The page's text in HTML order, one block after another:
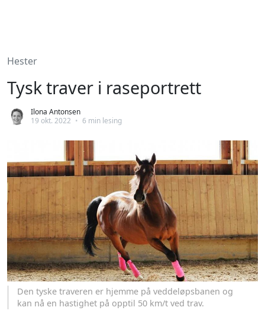
Hester
Tysk traver i raseportrett
Ilona Antonsen
19 okt. 2022 • 6 min lesing
Den tyske traveren er hjemme på veddeløpsbanen og
kan nå en hastighet på opptil 50 km/t ved trav.